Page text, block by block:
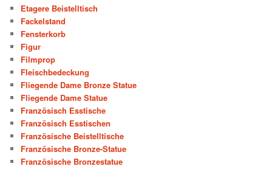
Etagere Beistelltisch
Fackelstand
Fensterkorb
Figur
Filmprop
Fleischbedeckung
Fliegende Dame Bronze Statue
Fliegende Dame Statue
Französisch Esstische
Französisch Esstischen
Französische Beistelltische
Französische Bronze-Statue
Französische Bronzestatue